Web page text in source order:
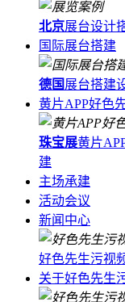
北京展台设计
国际展台搭建
德国 展台搭建
黄片APP好色
珠宝展黄片
建
主场承建
活动会议
新闻中心
好色先生污视
关于好色先生